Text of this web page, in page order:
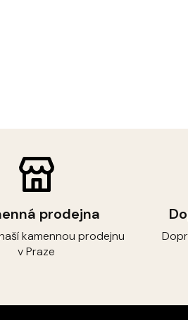
prodejna
kamennou prodejnu
v Praze